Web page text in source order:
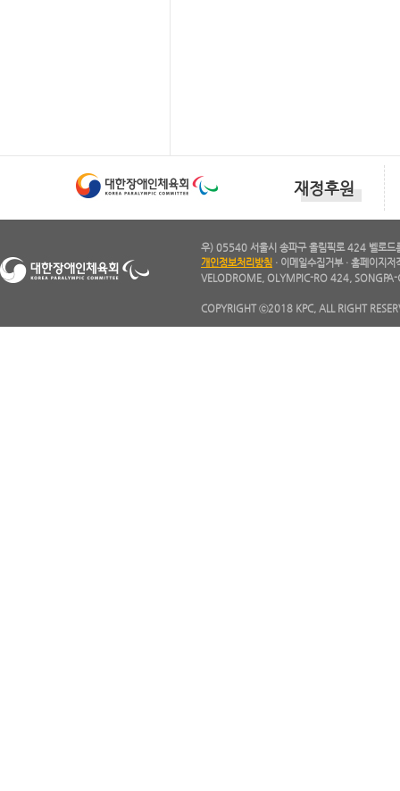
재정후원
우) 05540 서울시 송파구 올림픽로 424 벨
개인정보처리방침 · 이메일수집거부· 홈페이지저
VELODROME, OLYMPIC-RO 424,
COPYRIGHT ⓒ2018 KPC, ALL RIGHT